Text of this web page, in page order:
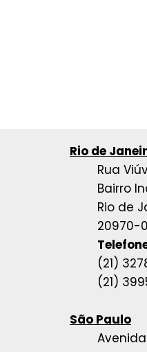
Rio de
Rua
Bairro
Rio de
20970-
(21)
(21)
São Paulo